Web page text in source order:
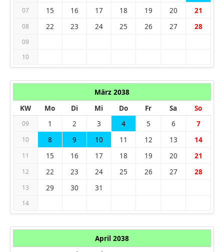
07 15 16 17 18 19 20 21
08 22 23 24 25 26 27 28
09
10
März 2038
KW
Mo Di Mi Do Fr Sa So
09 1 2 3 4 5 6 7
10 8 9 10 11 12 13 14
11 15 16 17 18 19 20 21
12 22 23 24 25 26 27 28
13 29 30 31
14
April 2038